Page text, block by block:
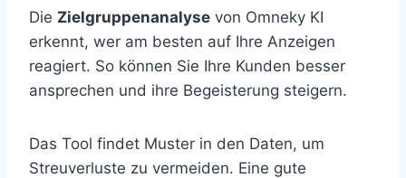
Die Zielgruppenanalyse von Omneky KI
erkennt, wer am besten auf Ihre Anzeigen
reagiert. So können Sie Ihre Kunden besser
ansprechen und ihre Begeisterung steigern.
Das Tool findet Muster in den Daten, um
Streuverluste zu vermeiden. Eine gute